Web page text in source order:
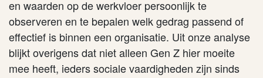
en waarden op de werkvloer persoonlijk te
observeren en te bepalen welk gedrag passend of
effectief is binnen een organisatie. Uit onze analyse
blijkt overigens dat niet alleen Gen Z hier moeite
mee heeft, ieders sociale vaardigheden zijn sinds